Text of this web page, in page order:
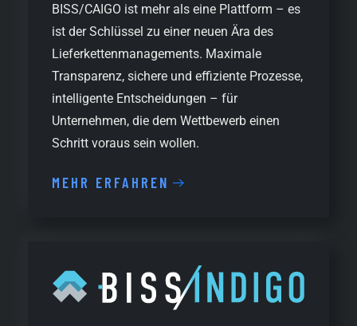
BISS/CAIGO ist mehr als eine Plattform – es
ist der Schlüssel zu einer neuen Ära des
Lieferkettenmanagements. Maximale
Transparenz, sichere und effiziente Prozesse,
intelligente Entscheidungen – für
Unternehmen, die dem Wettbewerb einen
Schritt voraus sein wollen.
MEHR ERFAHREN